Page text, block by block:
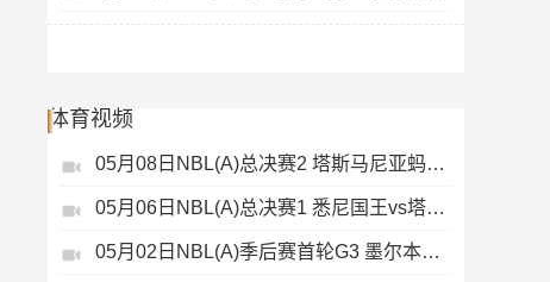
体育视频
05月08日NBL(A)总决赛2 塔斯马尼亚蚂蚁vs悉尼国王 录像
05月06日NBL(A)总决赛1 悉尼国王vs塔斯马尼亚蚂蚁 全场录像
05月02日NBL(A)季后赛首轮G3 墨尔本联 - 塔斯马尼亚蚂蚁 录像集锦